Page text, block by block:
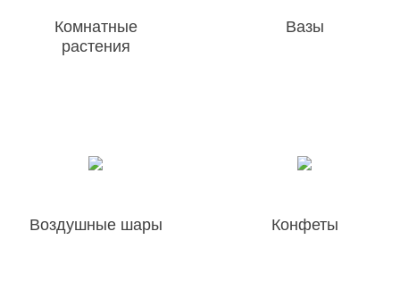
Комнатные
растения
Вазы
Воздушные шары Конфеты